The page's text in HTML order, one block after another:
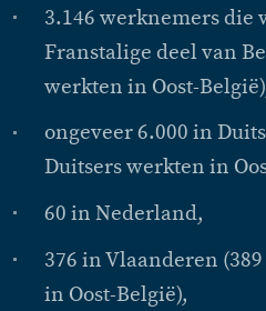
3.146 werknemers die
Franstalige deel van
werkten in Oost-
ongeveer 6.000 in
Duitsers werkten in
60 in Nederland,
376 in Vlaanderen
in Oost-België),